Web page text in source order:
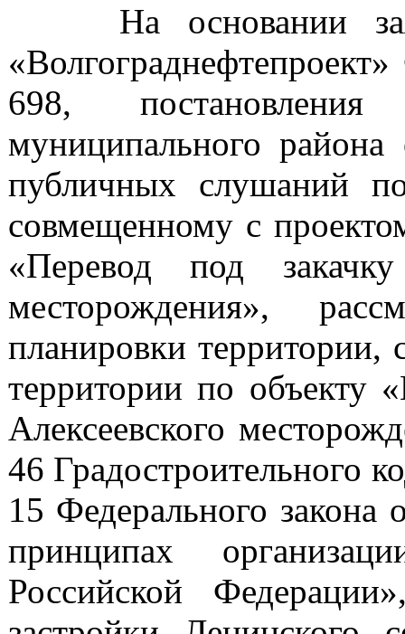
На основании
698, постановления
муниципального
публичных слушаний
совмещенному с
«Перевод под
месторождения»,
планировки
территории по объекту
Алексеевского
46 Градостроительного
15 Федерального
принципах
Российской